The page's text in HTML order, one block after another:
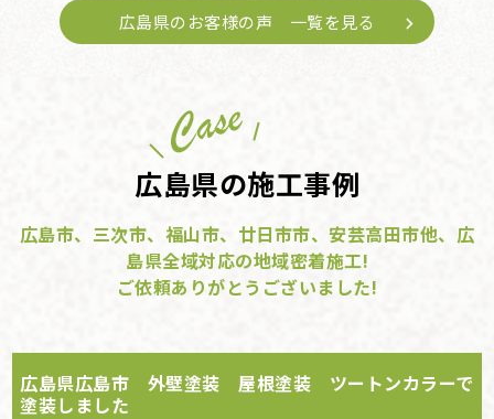
広島県のお客様の声 一覧を見る
広島県の施工事例
広島市、三次市、福山市、廿日市市、安芸高田市他、広
島県全域対応の地域密着施工!
ご依頼ありがとうございました!
広島県広島市 外壁塗装 屋根塗装 ツートンカラーで
塗装しました